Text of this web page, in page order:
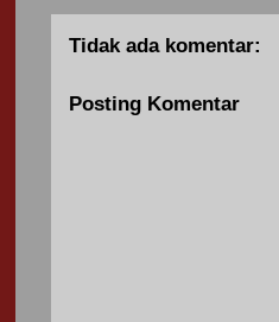
Tidak ada komentar:
Posting Komentar